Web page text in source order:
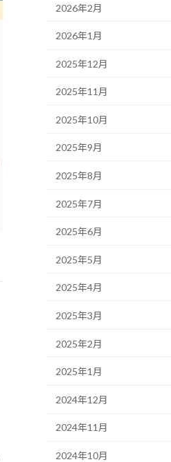
2026年2月
2026年1月
2025年12月
2025年11月
2025年10月
2025年9月
2025年8月
2025年7月
2025年6月
2025年5月
2025年4月
2025年3月
2025年2月
2025年1月
2024年12月
2024年11月
2024年10月